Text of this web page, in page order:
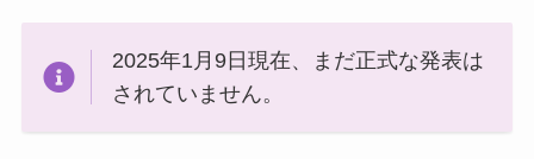
2025年1月9日現在、まだ正式な発表は
されていません。